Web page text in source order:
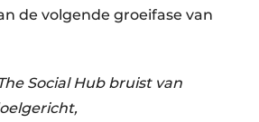
de volgende groeifase van
Social Hub bruist van